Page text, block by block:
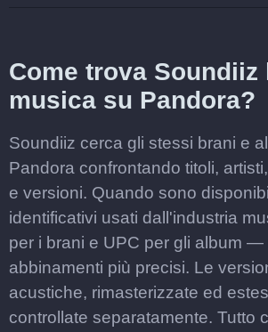
Come trova Soundiiz
musica su Pandora?
Soundiiz cerca gli stessi brani e
Pandora confrontando titoli,
e versioni. Quando sono
identificativi usati dall'industria
per i brani e UPC per gli album —
abbinamenti più precisi. Le
acustiche, rimasterizzate ed
controllate separatamente. Tutto